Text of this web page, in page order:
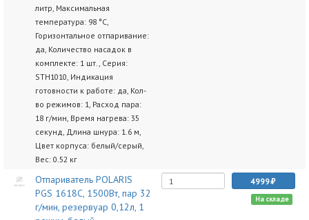
литр, Максимальная
температура: 98 °C,
Горизонтальное отпаривание:
да, Количество насадок в
комплекте: 1 шт., Серия:
STH1010, Индикация
готовности к работе: да, Кол-
во режимов: 1, Расход пара:
18 г/мин, Время нагрева: 35
секунд, Длина шнура: 1.6 м,
Цвет корпуса: белый/серый,
Вес: 0.52 кг
Отпариватель POLARIS
PGS 1618C, 1500Вт, пар 32
г/мин, резервуар 0,12л, 1
4999
На складе